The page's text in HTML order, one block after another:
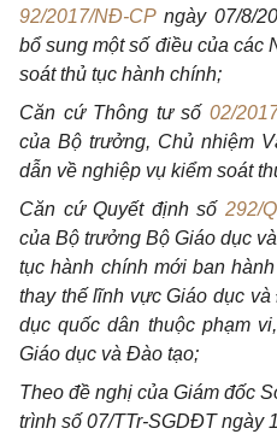
92/2017/NĐ-CPngày 07/8/
bổ sung một số điều của các
soát thủ tục hành chính;
Căn cứ Thông tư số 02/
của Bộ trưởng, Chủ nhiệm
dẫn về nghiệp vụ kiểm soát
Căn cứ Quyết định số 292/
của Bộ trưởng Bộ Giáo dục
tục hành chính mới ban
thay thế lĩnh vực Giáo dục
dục quốc dân thuộc phạm
Giáo dục và Đào tạo;
Theo đề nghị của Giám đốc
trình số 07/TTr-SGDĐT ngày